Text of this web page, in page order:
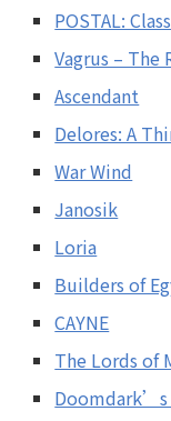
POSTAL:
Vagrus – The
Ascendant
Delores: A
War Wind
Janosik
Loria
Builders of
CAYNE
The Lords of
Doomdark’s